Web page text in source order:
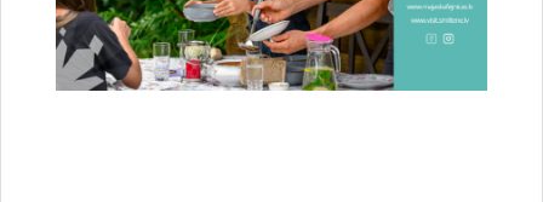
Laiks
11.30